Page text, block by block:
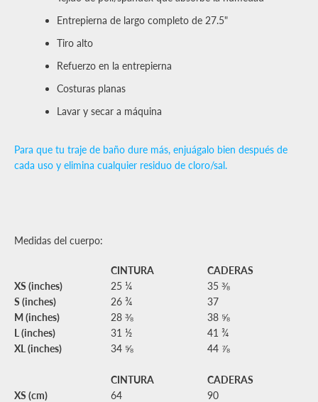
Entrepierna de largo completo de 27.5"
Tiro alto
Refuerzo en la entrepierna
Costuras planas
Lavar y secar a máquina
Para que tu traje de baño dure más, enjuágalo bien después de
cada uso y elimina cualquier residuo de cloro/sal.
Medidas del cuerpo:
CINTURA
CADERAS
XS (inches)
25 ¼
35 ⅜
S (inches)
26 ¾
37
M (inches)
28 ⅜
38 ⅝
L (inches)
31 ½
41 ¾
XL (inches)
34 ⅝ 44 ⅞
CINTURA
CADERAS
XS (cm)
64
90